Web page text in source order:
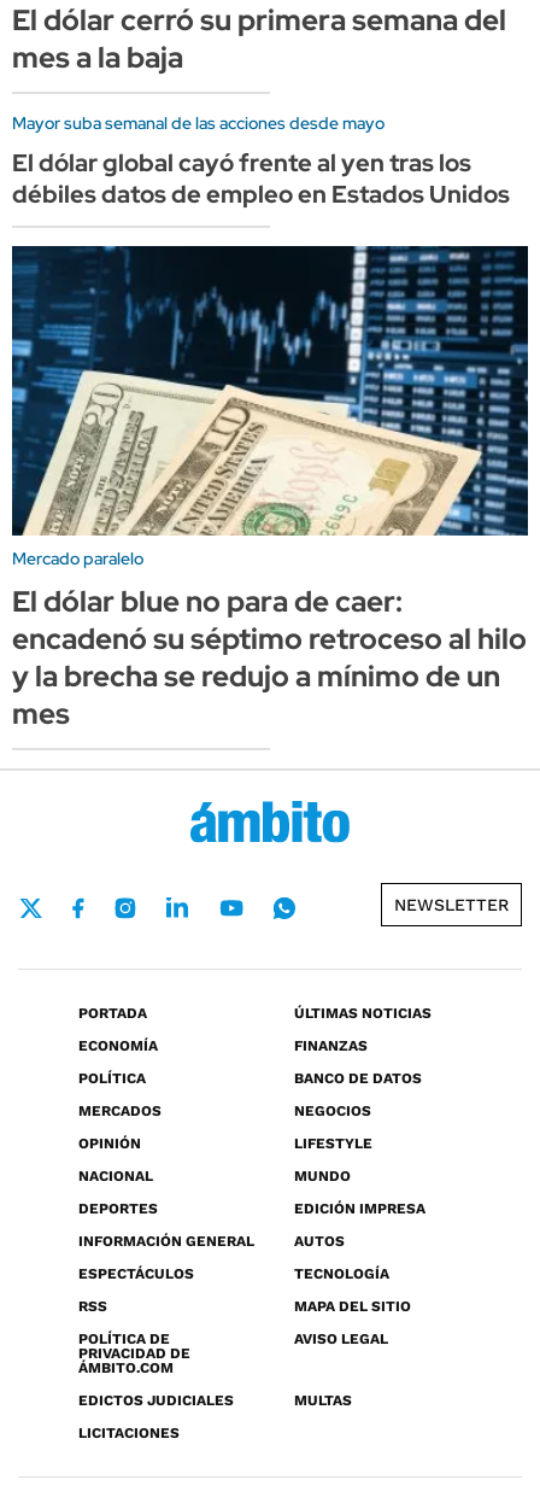
El dólar cerró su primera semana del
mes a la baja
Mayor suba semanal de las acciones desde mayo
El dólar global cayó frente al yen tras los
débiles datos de empleo en Estados Unidos
Mercado paralelo
El dólar blue no para de caer:
encadenó su séptimo retroceso al hilo
y la brecha se redujo a mínimo de un
mes
NEWSLETTER
PORTADA
ÚLTIMAS NOTICIAS
ECONOMÍA
FINANZAS
POLÍTICA
BANCO DE DATOS
MERCADOS
NEGOCIOS
OPINIÓN
LIFESTYLE
NACIONAL
MUNDO
DEPORTES
EDICIÓN IMPRESA
INFORMACIÓN GENERAL
AUTOS
ESPECTÁCULOS
TECNOLOGÍA
RSS
MAPA DEL SITIO
POLÍTICA DE
PRIVACIDAD DE
ÁMBITO.COM
AVISO LEGAL
EDICTOS JUDICIALES
MULTAS
LICITACIONES